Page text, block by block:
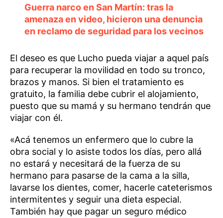
Guerra narco en San Martín: tras la
amenaza en video, hicieron una denuncia
en reclamo de seguridad para los vecinos
El deseo es que Lucho pueda viajar a aquel país
para recuperar la movilidad en todo su tronco,
brazos y manos. Si bien el tratamiento es
gratuito, la familia debe cubrir el alojamiento,
puesto que su mamá y su hermano tendrán que
viajar con él.
«Acá tenemos un enfermero que lo cubre la
obra social y lo asiste todos los días, pero allá
no estará y necesitará de la fuerza de su
hermano para pasarse de la cama a la silla,
lavarse los dientes, comer, hacerle cateterismos
intermitentes y seguir una dieta especial.
También hay que pagar un seguro médico